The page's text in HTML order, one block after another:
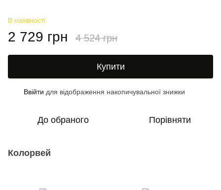
В наявності
2 729 грн 4 524 грн
Купити
Ввійти для відображення накопичувальної знижки
До обраного Порівняти
Колорвей